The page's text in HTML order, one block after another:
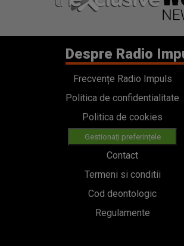
Despre Radio
Frecvențe Radio Impuls
Politica de confidentialitate
Politica de cookies
Gestionați preferințele
Contact
Termeni si conditii
Cod deontologic
Regulamente